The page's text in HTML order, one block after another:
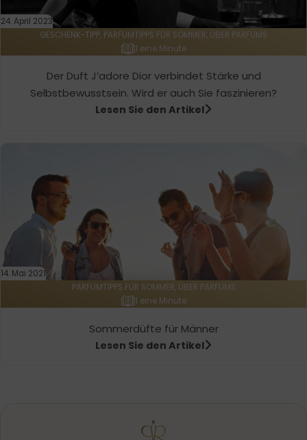
24. April 2023
GESCHENK-TIPP, PARFUMTIPPS FÜR SOMMER, ÜBER PARFUMS
1 eine Minute
Der Duft J’adore Dior verbindet Stärke und
Selbstbewusstsein. Wird er auch Sie faszinieren?
Lesen Sie den Artikel
14. Mai 2021
PARFUMTIPPS FÜR SOMMER, ÜBER PARFUMS
1 eine Minute
Sommerdüfte für Männer
Lesen Sie den Artikel